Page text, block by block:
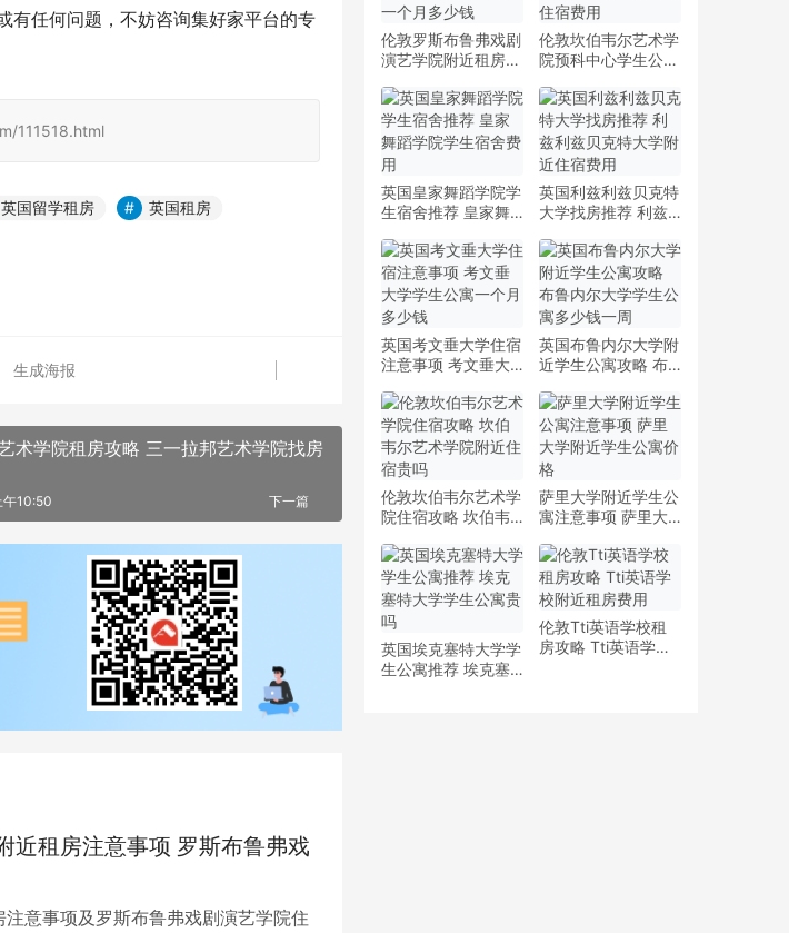
有任何问题，不妨咨询集好家平台的专
111518.html
英国留学租房 英国租房
生成海报
术学院租房攻略 三一拉邦艺术学院找房
下一篇
午10:50
近租房注意事项 罗斯布鲁弗戏
意事项及罗斯布鲁弗戏剧演艺学院住
伦敦罗斯布鲁弗戏剧
演艺学院附近租房注
戏剧演艺学院住宿一
个月多少钱
伦敦坎伯韦尔艺术学
院预科中心学生公寓
学院预科中心附近住
宿费用
英国皇家舞蹈学院学
生宿舍推荐 皇家舞
英国利兹利兹贝克特
大学找房推荐 利兹
住宿费用
英国考文垂大学住宿
注意事项 考文垂大
少钱
英国布鲁内尔大学附
近学生公寓攻略 布
多少钱一周
伦敦坎伯韦尔艺术学
院住宿攻略 坎伯韦
贵吗
萨里大学附近学生公
寓注意事项 萨里大
英国埃克塞特大学学
生公寓推荐 埃克塞
伦敦Tti英语学校租
房攻略 Tti英语学校